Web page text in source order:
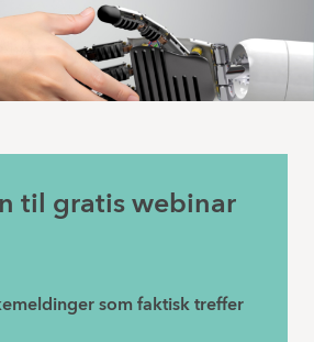
til gratis webinar
som faktisk treffer